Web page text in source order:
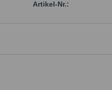
Artikel-Nr.: